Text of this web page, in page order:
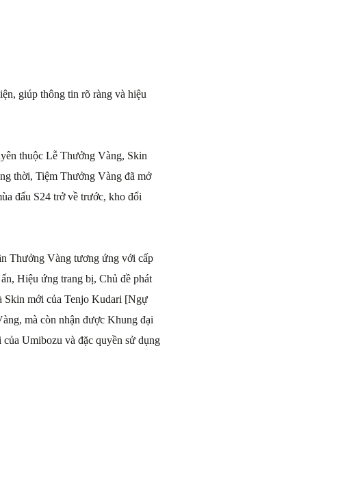
giúp thông tin rõ ràng và hiệu
thuộc Lễ Thưởng Vàng, Skin
thời, Tiệm Thưởng Vàng đã mở
đấu S24 trở về trước, kho đổi
Thưởng Vàng tương ứng với cấp
Hiệu ứng trang bị, Chủ đề phát
mới của Tenjo Kudari [Ngự
mà còn nhận được Khung đại
Umibozu và đặc quyền sử dụng